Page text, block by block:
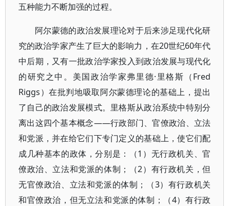
五种能力不断加强的过程。
阿尔蒙德的政治发展理论对于后来涉足现代化研
究的政治学家产生了巨大的影响力，在20世纪60年代
中后期，又有一批政治学家投入到政治发展与现代化
的研究之中。美国政治学家弗里德·里格斯（Fred
Riggs）在批判地吸取阿尔蒙德理论的基础上，提出
了自己的政治发展模式。里格斯从政治系统中特别分
离出这四个基本概念——行政部门、官僚政治、立法
和党派，并在给它们下专门定义的基础上，使它们配
成几种基本的政体，分别是：（1）无行政机关、官
僚政治、立法和党派的体制；（2）有行政机关，但
无官僚政治、立法和党派的体制；（3）有行政机关
和官僚政治，但无立法和党派的体制；（4）有行政